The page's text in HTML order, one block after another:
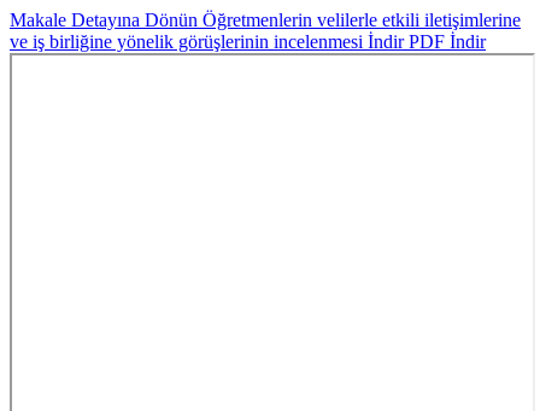
Makale Detayına Dönün Öğretmenlerin velilerle etkili iletişimlerine
ve iş birliğine yönelik görüşlerinin incelenmesi İndirPDF İndir